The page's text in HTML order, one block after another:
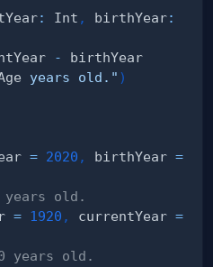
: Int , birthYear:
-
years old." )
= 2020 , birthYear =
old.
= 1920 , currentYear =
years old.